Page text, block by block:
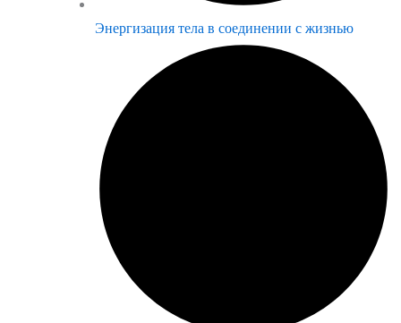
Энергизация тела в соединении с жизнью